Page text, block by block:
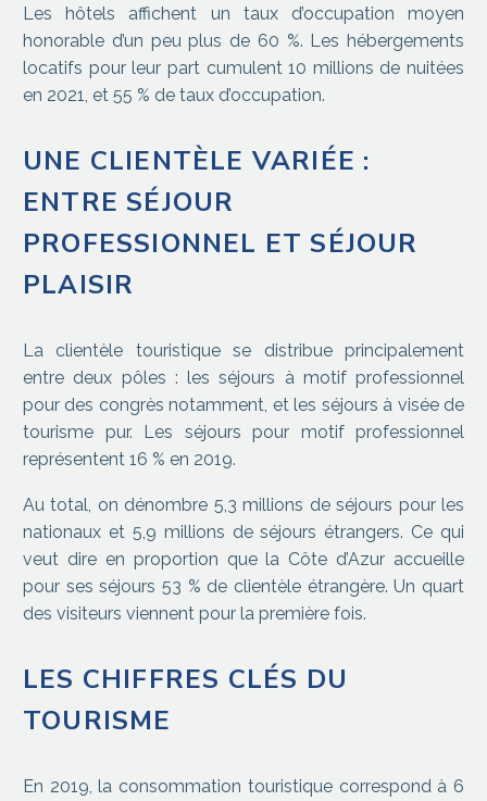
Les hôtels affichent un taux d’occupation moyen
honorable d’un peu plus de 60 %. Les hébergements
locatifs pour leur part cumulent 10 millions de nuitées
en 2021, et 55 % de taux d’occupation.
UNE CLIENTÈLE VARIÉE :
ENTRE SÉJOUR
PROFESSIONNEL ET SÉJOUR
PLAISIR
La clientèle touristique se distribue principalement
entre deux pôles : les séjours à motif professionnel
pour des congrès notamment, et les séjours à visée de
tourisme pur. Les séjours pour motif professionnel
représentent 16 % en 2019.
Au total, on dénombre 5,3 millions de séjours pour les
nationaux et 5,9 millions de séjours étrangers. Ce qui
veut dire en proportion que la Côte d’Azur accueille
pour ses séjours 53 % de clientèle étrangère. Un quart
des visiteurs viennent pour la première fois.
LES CHIFFRES CLÉS DU
TOURISME
En 2019, la consommation touristique correspond à 6